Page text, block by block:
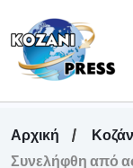
Αρχική
Συνελήφθη από